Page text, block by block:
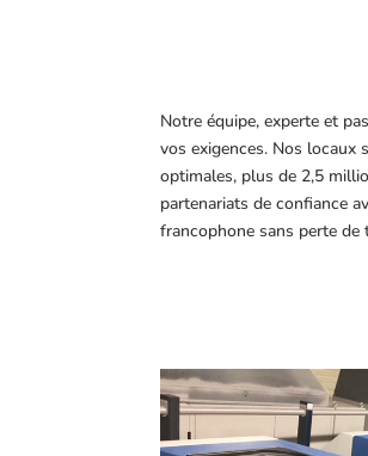
Notre équipe, experte et
vos exigences. Nos locaux
optimales, plus de 2,5
partenariats de confiance
francophone sans perte de